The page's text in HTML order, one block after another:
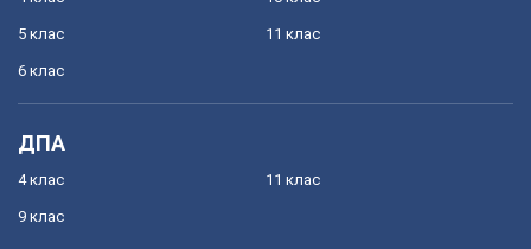
5 клас
6 клас
11 клас
ДПА
4 клас
9 клас
11 клас